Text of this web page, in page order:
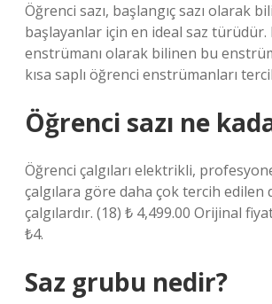
Öğrenci sazı, başlangıç ​​sazı olarak
başlayanlar için en ideal saz türüdür.
enstrümanı olarak bilinen bu
kısa saplı öğrenci enstrümanları
Öğrenci sazı ne
Öğrenci çalgıları elektrikli,
çalgılara göre daha çok tercih edilen
çalgılardır. (18) ₺ 4,499.00 Orijinal
₺4.
Saz grubu nedir?